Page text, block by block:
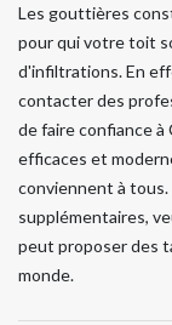
Les gouttières
pour qui votre toit
d'infiltrations. En
contacter des
de faire confiance
efficaces et
conviennent à tous.
supplémentaires,
peut proposer des
monde.